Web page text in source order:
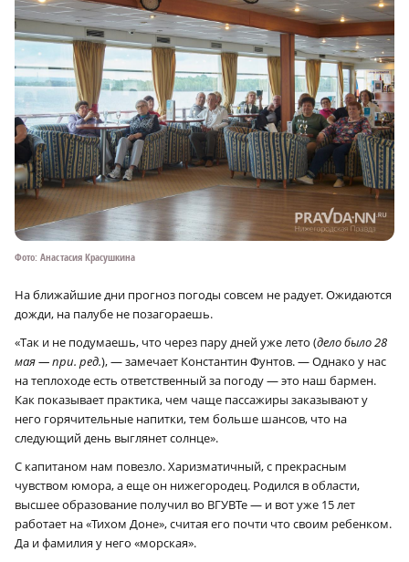
Фото: Анастасия Красушкина
На ближайшие дни прогноз погоды совсем не радует. Ожидаются
дожди, на палубе не позагораешь.
«Так и не подумаешь, что через пару дней уже лето (дело было 28
мая — при. ред.), — замечает Константин Фунтов. — Однако у нас
на теплоходе есть ответственный за погоду — это наш бармен.
Как показывает практика, чем чаще пассажиры заказывают у
него горячительные напитки, тем больше шансов, что на
следующий день выглянет солнце».
С капитаном нам повезло. Харизматичный, с прекрасным
чувством юмора, а еще он нижегородец. Родился в области,
высшее образование получил во ВГУВТе — и вот уже 15 лет
работает на «Тихом Доне», считая его почти что своим ребенком.
Да и фамилия у него «морская».